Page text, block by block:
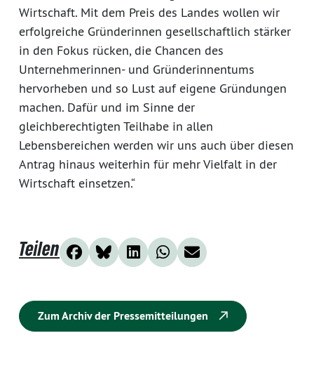
Wirtschaft. Mit dem Preis des Landes wollen wir
erfolgreiche Gründerinnen gesellschaftlich stärker
in den Fokus rücken, die Chancen des
Unternehmerinnen- und Gründerinnentums
hervorheben und so Lust auf eigene Gründungen
machen. Dafür und im Sinne der
gleichberechtigten Teilhabe in allen
Lebensbereichen werden wir uns auch über diesen
Antrag hinaus weiterhin für mehr Vielfalt in der
Wirtschaft einsetzen.“
Teilen
Zum Archiv der Pressemitteilungen